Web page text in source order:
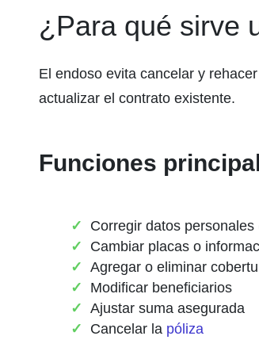
¿Para qué sirve
El endoso evita cancelar y
actualizar el contrato existente.
Funciones
Corregir datos
Cambiar placas o
Agregar o eliminar
Modificar beneficiarios
Ajustar suma asegurada
Cancelar la póliza